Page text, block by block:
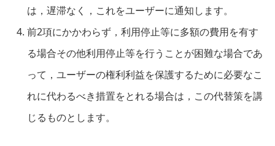
は，遅滞なく，これをユーザーに通知します。
前2項にかかわらず，利用停止等に多額の費用を有す
る場合その他利用停止等を行うことが困難な場合であ
って，ユーザーの権利利益を保護するために必要なこ
れに代わるべき措置をとれる場合は，この代替策を講
じるものとします。